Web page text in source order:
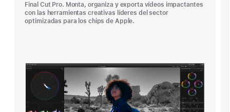
Final Cut Pro. Monta, organiza y exporta vídeos impactantes
con las herramientas creativas líderes del sector
optimizadas para los chips de Apple.